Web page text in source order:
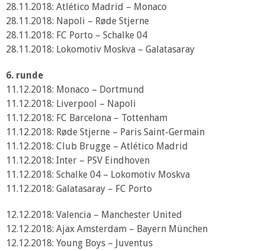
28.11.2018: Atlético Madrid – Monaco
28.11.2018: Napoli – Røde Stjerne
28.11.2018: FC Porto – Schalke 04
28.11.2018: Lokomotiv Moskva – Galatasaray
6. runde
11.12.2018: Monaco – Dortmund
11.12.2018: Liverpool – Napoli
11.12.2018: FC Barcelona – Tottenham
11.12.2018: Røde Stjerne – Paris Saint-Germain
11.12.2018: Club Brugge – Atlético Madrid
11.12.2018: Inter – PSV Eindhoven
11.12.2018: Schalke 04 – Lokomotiv Moskva
11.12.2018: Galatasaray – FC Porto
12.12.2018: Valencia – Manchester United
12.12.2018: Ajax Amsterdam – Bayern München
12.12.2018: Young Boys – Juventus